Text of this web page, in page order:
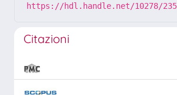
https://hdl.handle.net/10278/
Citazioni